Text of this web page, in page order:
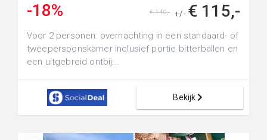
-18% +/- € 115,-
€ 140,-
Voor 2 personen: overnachting in een standaard- of
tweepersoonskamer inclusief portie bitterballen en
een uitgebreid ontbij...
Bekijk